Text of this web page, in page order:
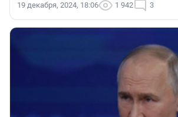
19 декабря, 2024, 18:06 1 942 3